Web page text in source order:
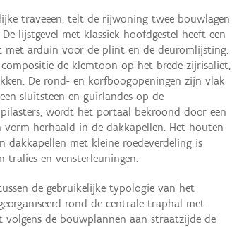
traveeën, telt de rijwoning twee bouwlagen
lijstgevel met klassiek hoofdgestel heeft een
met arduin voor de plint en de deuromlijsting.
de klemtoon op het brede zijrisaliet,
De rond- en korfboogopeningen zijn vlak
sluitsteen en guirlandes op de
wordt het portaal bekroond door een
herhaald in de dakkapellen. Het houten
dakkapellen met kleine roedeverdeling is
tralies en vensterleuningen.
de gebruikelijke typologie van het
rond de centrale traphal met
volgens de bouwplannen aan straatzijde de